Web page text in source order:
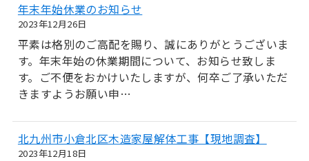
年末年始休業のお知らせ
2023年12月26日
平素は格別のご高配を賜り、誠にありがとうございま
す。年末年始の休業期間について、お知らせ致しま
す。ご不便をおかけいたしますが、何卒ご了承いただ
きますようお願い申…
北九州市小倉北区木造家屋解体工事【現地調査】
2023年12月18日